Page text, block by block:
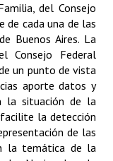
del Consejo
de cada una de las
Buenos Aires. La
Consejo Federal
un punto de vista
aporte datos y
la situación de la
la detección
de las
la temática de la